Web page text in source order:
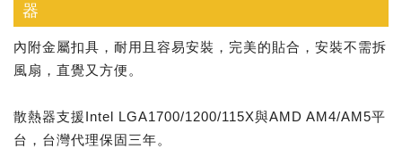
器
內附金屬扣具，耐用且容易安裝，完美的貼合，安裝不需拆
風扇，直覺又方便。
散熱器支援Intel LGA1700/1200/115X與AMD AM4/AM5平
台，台灣代理保固三年。